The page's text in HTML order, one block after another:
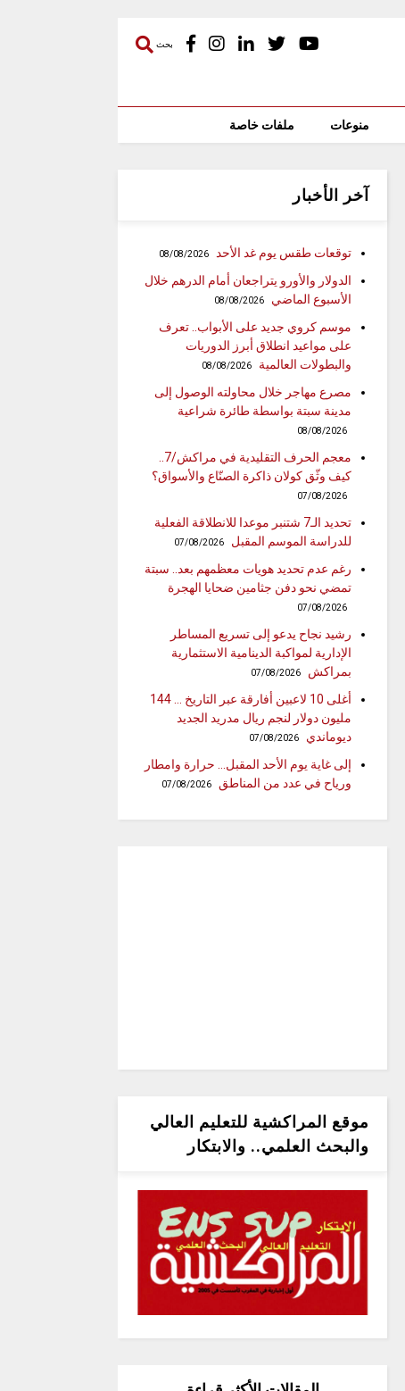
بحث
منوعات ملفات خاصة
آخر الأخبار
توقعات طقس يوم غد الأحد 08/08/2026
الدولار والأورو يتراجعان أمام الدرهم خلال
الأسبوع الماضي
08/08/2026
موسم كروي جديد على الأبواب.. تعرف
على مواعيد انطلاق أبرز الدوريات
والبطولات العالمية
08/08/2026
مصرع مهاجر خلال محاولته الوصول إلى
مدينة سبتة بواسطة طائرة شراعية
08/08/2026
معجم الحرف التقليدية في مراكش/7..
كيف وثّق كولان ذاكرة الصنّاع والأسواق؟
07/08/2026
تحديد الـ7 شتنبر موعدا للانطلاقة الفعلية
للدراسة الموسم المقبل
07/08/2026
رغم عدم تحديد هويات معظمهم بعد.. سبتة
تمضي نحو دفن جثامين ضحايا الهجرة
07/08/2026
رشيد نجاح يدعو إلى تسريع المساطر
الإدارية لمواكبة الدينامية الاستثمارية
بمراكش
07/08/2026
أغلى 10 لاعبين أفارقة عبر التاريخ … 144
مليون دولار لنجم ريال مدريد الجديد
ديوماندي
07/08/2026
إلى غاية يوم الأحد المقبل… حرارة وامطار
ورياح في عدد من المناطق
07/08/2026
موقع المراكشية للتعليم العالي
والبحث العلمي.. والابتكار